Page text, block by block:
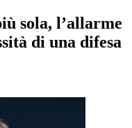
sola, l’allarme
di una difesa